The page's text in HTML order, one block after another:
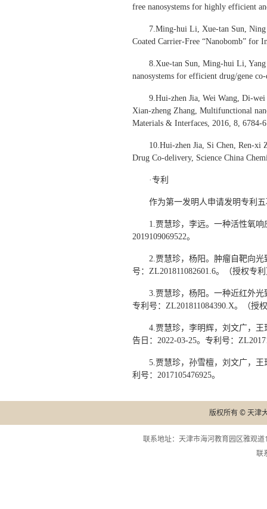
free nanosystems for highly efficient
7.Ming-hui Li, Xue-tan Sun, Ning
Coated Carrier-Free “Nanobomb” for
8.Xue-tan Sun, Ming-hui Li,
nanosystems for efficient drug/gene
9.Hui-zhen Jia, Wei Wang, Di-
Xian-zheng Zhang, Multifunctional
Materials & Interfaces, 2016, 8, 6784-
10.Hui-zhen Jia, Si Chen, Ren-xi
Drug Co-delivery, Science China
·专利
作为第一发明人申请发明专利
1.贾慧珍，李远。一种活性氧
2019109069522。
2.贾慧珍，杨阳。肿瘤自靶向光
号：ZL201811082601.6。（授权专
3.贾慧珍，杨阳。一种近红外光
专利号：ZL201811084390.X。（授
4.贾慧珍，李明辉，刘文广，
告日：2022-03-25。专利号：
5.贾慧珍，孙雪檀，刘文广，
利号：2017105476925。
版权所有 © 天津
联系地址：天津市海河教育园区雅观
联